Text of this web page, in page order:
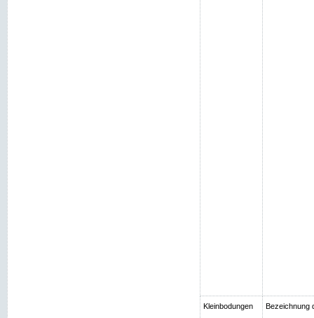
Kleinbodungen Bezeichnung